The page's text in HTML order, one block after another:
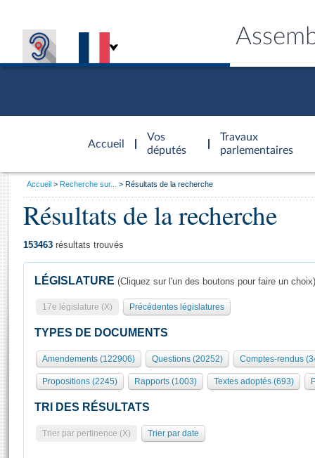
Accueil
d'accueil
Vos
députés
Travaux
parlementaires
Présidence
577 députés
Groupes politiques
Séance publique
Commissions et autres organes
Europe et International
Pétitions
Général
Rôle et pouvoirs de l'Assemblée
Organisation de l'Assemblée
Présidence Conférence des Présidents Bureau Collège des
Statistiques et chiffres clés
Visiter l'Assemblée
Visite virtuelle du palais Bourbon
Assister à une séance
Vous
Accueil Recherche sur... Résultats de la recherche
Résultats de la recherche
153463 résultats trouvés
LÉGISLATURE (Cliquez sur l'un des boutons pour faire un choix)
17e législature (X) Précédentes législatures
TYPES DE DOCUMENTS
Amendements (122906) Questions (20252) Comptes-rendus
Propositions (2245) Rapports (1003) Textes adoptés (693)
TRI DES RÉSULTATS
Trier par pertinence (X) Trier par date